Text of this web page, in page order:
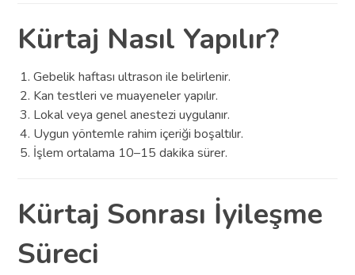
Kürtaj Nasıl Yapılır?
Gebelik haftası ultrason ile belirlenir.
Kan testleri ve muayeneler yapılır.
Lokal veya genel anestezi uygulanır.
Uygun yöntemle rahim içeriği boşaltılır.
İşlem ortalama 10–15 dakika sürer.
Kürtaj Sonrası İyileşme
Süreci